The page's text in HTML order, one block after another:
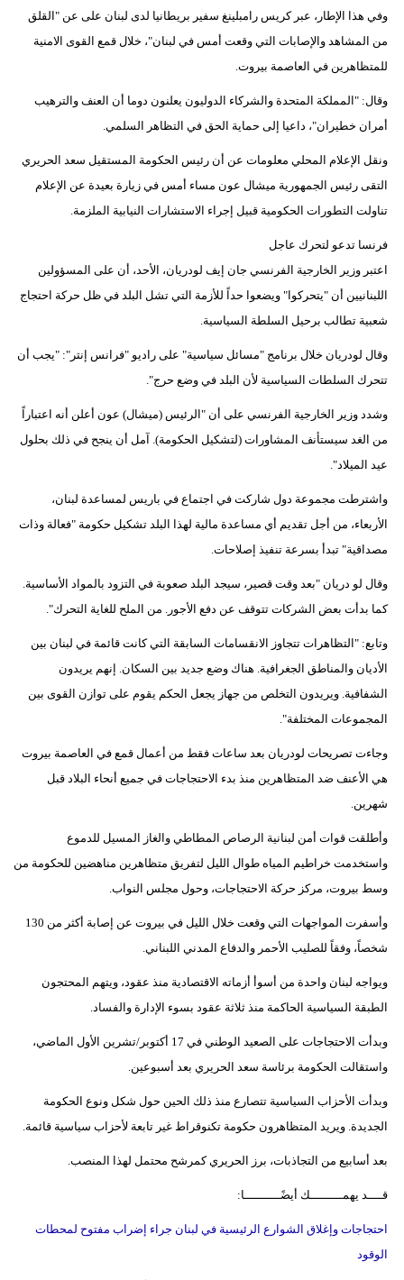
وفي هذا الإطار، عبر كريس رامبلينغ سفير بريطانيا لدى لبنان على عن "القلق
من المشاهد والإصابات التي وقعت أمس في لبنان"، خلال قمع القوى الامنية
للمتظاهرين في العاصمة بيروت.
وقال: "المملكة المتحدة والشركاء الدوليون يعلنون دوما أن العنف والترهيب
أمران خطيران"، داعيا إلى حماية الحق في التظاهر السلمي.
ونقل الإعلام المحلي معلومات عن أن رئيس الحكومة المستقيل سعد الحريري
التقى رئيس الجمهورية ميشال عون مساء أمس في زيارة بعيدة عن الإعلام
تناولت التطورات الحكومية قبيل إجراء الاستشارات النيابية الملزمة.
فرنسا تدعو لتحرك عاجل
اعتبر وزير الخارجية الفرنسي جان إيف لودريان، الأحد، أن على المسؤولين
اللبنانيين أن "يتحركوا" ويضعوا حداً للأزمة التي تشل البلد في ظل حركة احتجاج
شعبية تطالب برحيل السلطة السياسية.
وقال لودريان خلال برنامج "مسائل سياسية" على راديو "فرانس إنتر": "يجب أن
تتحرك السلطات السياسية لأن البلد في وضع حرج".
وشدد وزير الخارجية الفرنسي على أن "الرئيس (ميشال) عون أعلن أنه اعتباراً
من الغد سيستأنف المشاورات (لتشكيل الحكومة). آمل أن ينجح في ذلك بحلول
عيد الميلاد".
واشترطت مجموعة دول شاركت في اجتماع في باريس لمساعدة لبنان،
الأربعاء، من أجل تقديم أي مساعدة مالية لهذا البلد تشكيل حكومة "فعالة وذات
مصداقية" تبدأ بسرعة تنفيذ إصلاحات.
وقال لو دريان "بعد وقت قصير، سيجد البلد صعوبة في التزود بالمواد الأساسية.
كما بدأت بعض الشركات تتوقف عن دفع الأجور. من الملح للغاية التحرك".
وتابع: "التظاهرات تتجاوز الانقسامات السابقة التي كانت قائمة في لبنان بين
الأديان والمناطق الجغرافية. هناك وضع جديد بين السكان. إنهم يريدون
الشفافية. ويريدون التخلص من جهاز يجعل الحكم يقوم على توازن القوى بين
المجموعات المختلفة".
وجاءت تصريحات لودريان بعد ساعات فقط من أعمال قمع في العاصمة بيروت
هي الأعنف ضد المتظاهرين منذ بدء الاحتجاجات في جميع أنحاء البلاد قبل
شهرين.
وأطلقت قوات أمن لبنانية الرصاص المطاطي والغاز المسيل للدموع
واستخدمت خراطيم المياه طوال الليل لتفريق متظاهرين مناهضين للحكومة من
وسط بيروت، مركز حركة الاحتجاجات، وحول مجلس النواب.
وأسفرت المواجهات التي وقعت خلال الليل في بيروت عن إصابة أكثر من 130
شخصاً، وفقاً للصليب الأحمر والدفاع المدني اللبناني.
ويواجه لبنان واحدة من أسوأ أزماته الاقتصادية منذ عقود، ويتهم المحتجون
الطبقة السياسية الحاكمة منذ ثلاثة عقود بسوء الإدارة والفساد.
وبدأت الاحتجاجات على الصعيد الوطني في 17 أكتوبر/تشرين الأول الماضي،
واستقالت الحكومة برئاسة سعد الحريري بعد أسبوعين.
وبدأت الأحزاب السياسية تتصارع منذ ذلك الحين حول شكل ونوع الحكومة
الجديدة. ويريد المتظاهرون حكومة تكنوقراط غير تابعة لأحزاب سياسية قائمة.
بعد أسابيع من التجاذبات، برز الحريري كمرشح محتمل لهذا المنصب.
قــــد يهمـــــــــك أيضًــــــــــا:
احتجاجات وإغلاق الشوارع الرئيسية في لبنان جراء إضراب مفتوح لمحطات
الوقود